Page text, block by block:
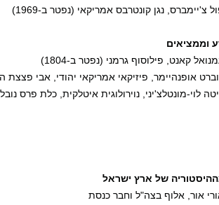
וממציאים
של ארץ ישראל